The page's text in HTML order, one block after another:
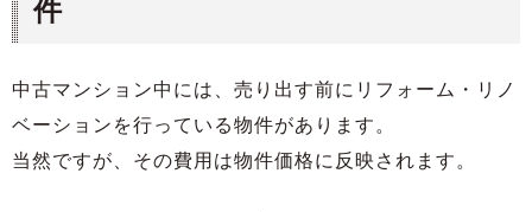
件
中古マンション中には、売り出す前にリフォーム・リノ
ベーションを行っている物件があります。
当然ですが、その費用は物件価格に反映されます。